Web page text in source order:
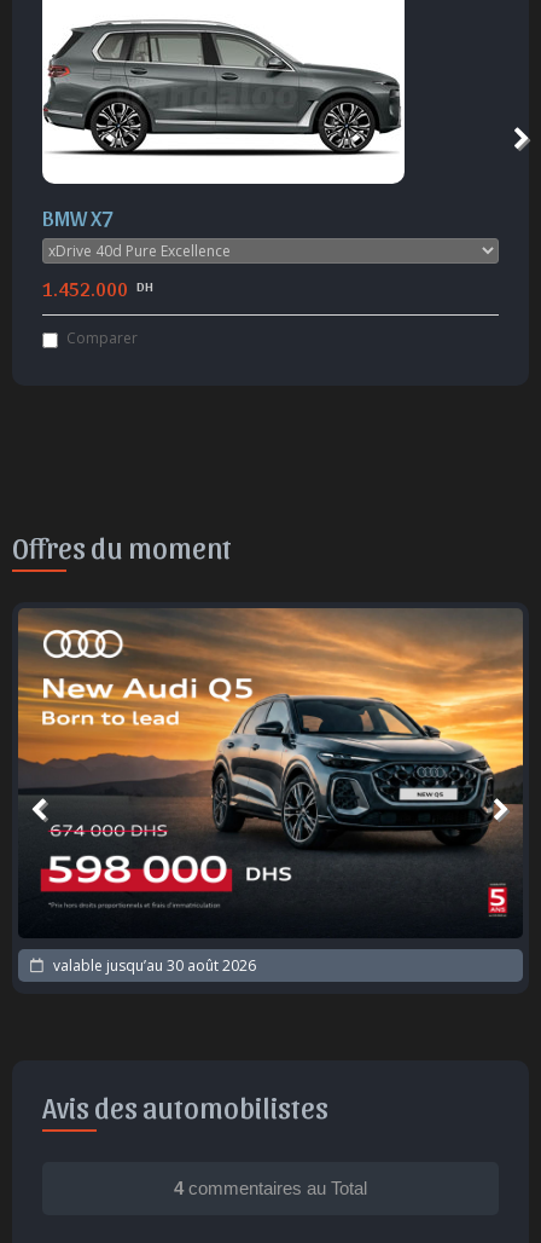
BMW X7
1.452.000 DH
Comparer
Offres du moment
valable jusqu’au 30 août 2026
Avis des automobilistes
4commentaires au Total